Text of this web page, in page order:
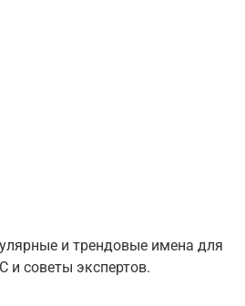
и трендовые имена для
и советы экспертов.